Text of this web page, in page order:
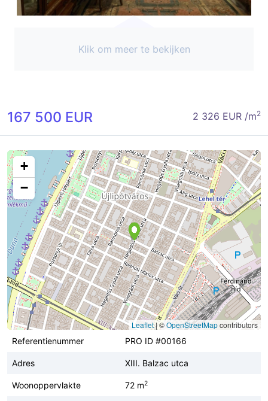
Klik om meer te bekijken
167 500 EUR 2 326 EUR /m2
+
−
Leaflet|©OpenStreetMapcontributors
Referentienummer
PRO ID #00166
Adres XIII. Balzac utca
Woonoppervlakte 72 m2